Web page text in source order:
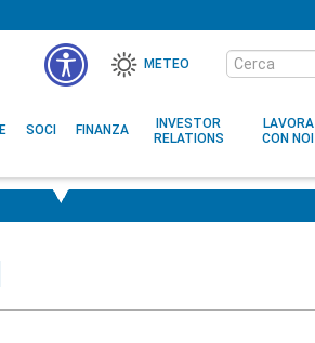
METEO
Cerca
nel
sito
SOCI FINANZA
INVESTOR
RELATIONS
LAVORA
CON NOI